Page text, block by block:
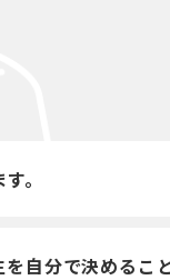
。
自分で決めるこ